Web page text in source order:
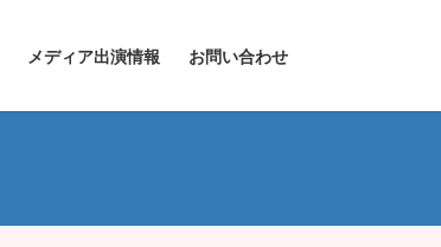
メディア出演情報 お問い合わせ